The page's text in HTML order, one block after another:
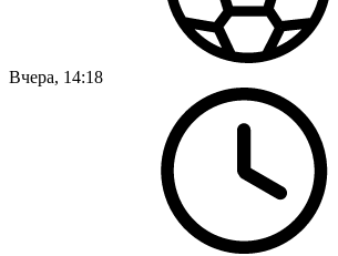
Вчера, 14:18